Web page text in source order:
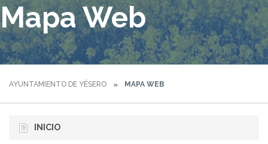
Mapa Web
AYUNTAMIENTO DE YÉSERO MAPA WEB
INICIO